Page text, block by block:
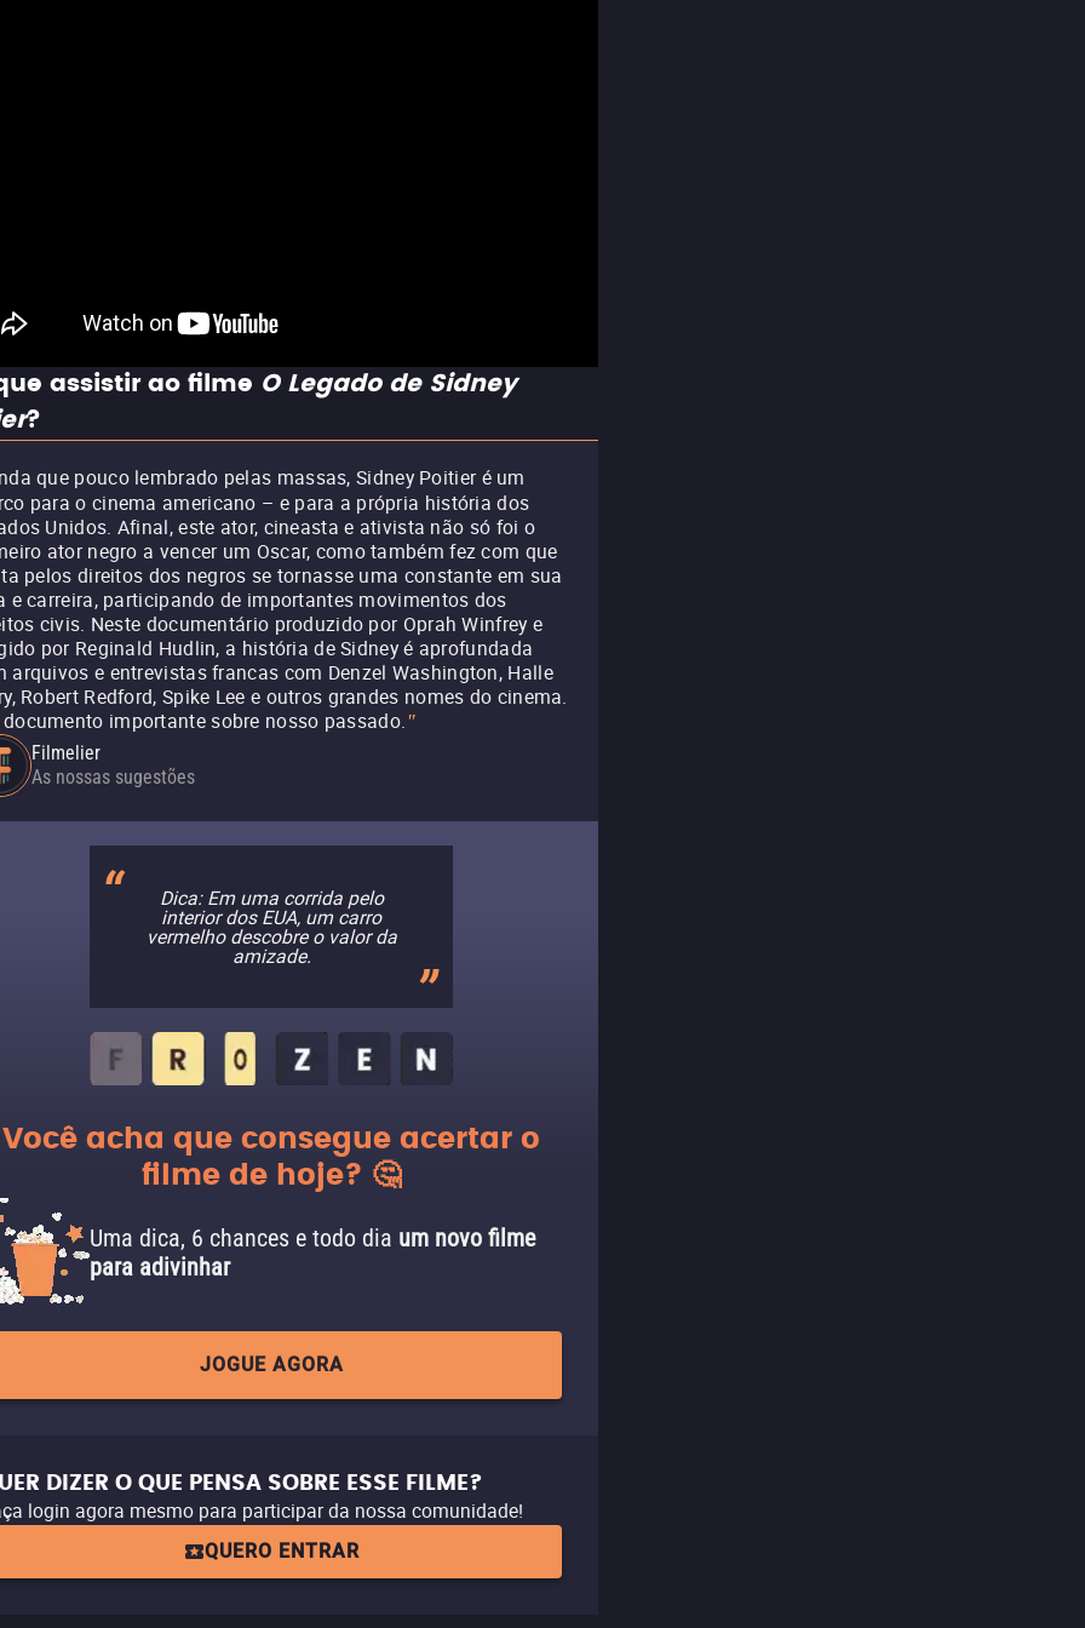
assistir ao filme O Legado de Sidney
?
que pouco lembrado pelas massas, Sidney Poitier é um
para o cinema americano – e para a própria história dos
Unidos. Afinal, este ator, cineasta e ativista não só foi o
ator negro a vencer um Oscar, como também fez com que
pelos direitos dos negros se tornasse uma constante em sua
e carreira, participando de importantes movimentos dos
civis. Neste documentário produzido por Oprah Winfrey e
por Reginald Hudlin, a história de Sidney é aprofundada
arquivos e entrevistas francas com Denzel Washington, Halle
Robert Redford, Spike Lee e outros grandes nomes do cinema.
documento importante sobre nosso passado."
Filmelier
As nossas sugestões
Dica: Em uma corrida pelo
interior dos EUA, um carro
vermelho descobre o valor da
amizade.
Você acha que consegue acertar o
filme de hoje? 🤔
Uma dica, 6 chances e todo dia um novo filme
para adivinhar
JOGUE AGORA
DIZER O QUE PENSA SOBRE ESSE FILME?
login agora mesmo para participar da nossa comunidade!
QUERO ENTRAR